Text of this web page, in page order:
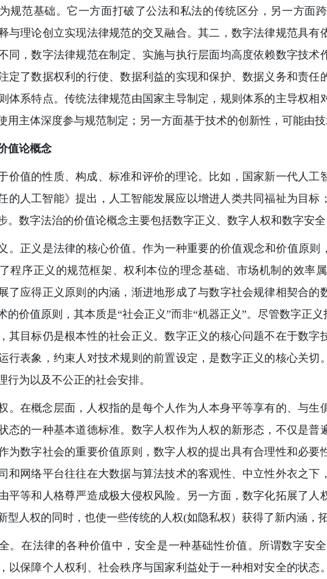
规范基础。它一方面打破了公法和私法的传统区分，另一方面
与理论创立实现法律规范的交叉融合。其二，数字法律规范具
同，数字法律规范在制定、实施与执行层面均高度依赖数字技
定了数据权利的行使、数据利益的实现和保护、数据义务和责
体系特点。传统法律规范由国家主导制定，规则体系的主导权
用主体深度参与规范制定；另一方面基于技术的创新性，可能由
值论概念
价值的性质、构成、标准和评价的理论。比如，国家新一代人
人工智能》提出，人工智能发展应以增进人类共同福祉为目标
。数字法治的价值论概念主要包括数字正义、数字人权和数字安全
。正义是法律的核心价值。作为一种重要的价值观念和价值原则
程序正义的规范框架、权利本位的理念基础、市场机制的效率
了应得正义原则的内涵，渐进地形成了与数字社会规律相契合
的价值原则，其本质是“社会正义”而非“机器正义”。尽管数字正
其目标仍是根本性的社会正义。数字正义的核心问题不在于数
行表象，约束人对技术规则的前置设定，是数字正义的核心关
行为以及不公正的社会安排。
。在概念层面，人权指的是每个人作为人本身平等享有的、与
态的一种基本道德标准。数字人权作为人权的新形态，不仅是
为数字社会的重要价值原则，数字人权的提出具有合理性和必
和网络平台往往在大数据与算法技术的客观性、中立性外衣之
平等和人格尊严造成极大侵权风险。另一方面，数字化拓展了
型人权的同时，也使一些传统的人权(如隐私权）获得了新内涵，
。在法律的各种价值中，安全是一种基础性价值。所谓数字安
以保障个人权利、社会秩序与国家利益处于一种相对安全的状